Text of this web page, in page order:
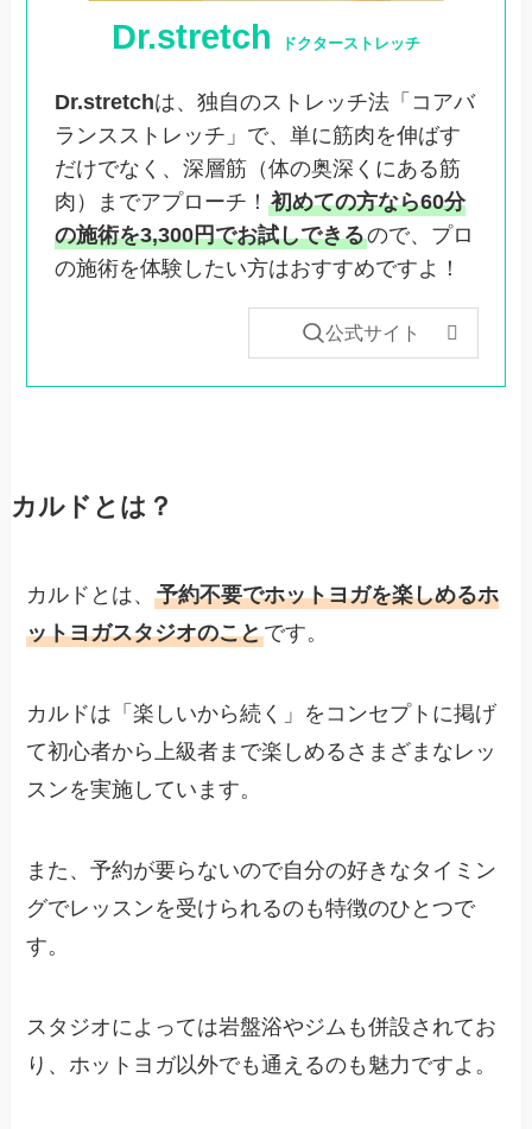
Dr.stretch ドクターストレッチ
Dr.stretchは、独自のストレッチ法「コアバ
ランスストレッチ」で、単に筋肉を伸ばす
だけでなく、深層筋（体の奥深くにある筋
肉）までアプローチ！ 初めての方なら60分
の施術を3,300円でお試しできるので、プロ
の施術を体験したい方はおすすめですよ！
公式サイト
カルドとは？
カルドとは、予約不要でホットヨガを楽しめるホ
ットヨガスタジオのことです。
カルドは「楽しいから続く」をコンセプトに掲げ
て初心者から上級者まで楽しめるさまざまなレッ
スンを実施しています。
また、予約が要らないので自分の好きなタイミン
グでレッスンを受けられるのも特徴のひとつで
す。
スタジオによっては岩盤浴やジムも併設されてお
り、ホットヨガ以外でも通えるのも魅力ですよ。